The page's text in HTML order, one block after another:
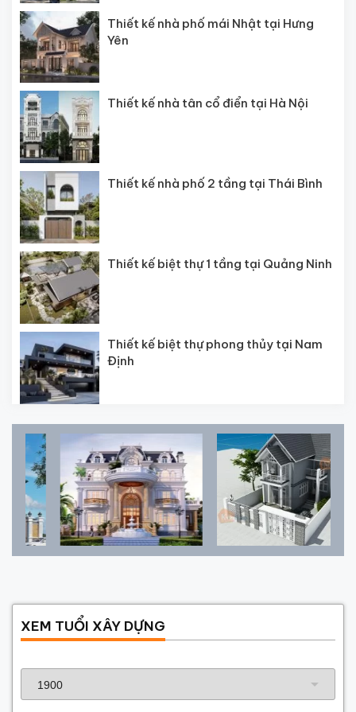
Thiết kế nhà phố mái Nhật tại Hưng
Yên
Thiết kế nhà tân cổ điển tại Hà Nội
Thiết kế nhà phố 2 tầng tại Thái Bình
Thiết kế biệt thự 1 tầng tại Quảng Ninh
Thiết kế biệt thự phong thủy tại Nam
Định
XEM TUỔI XÂY DỰNG